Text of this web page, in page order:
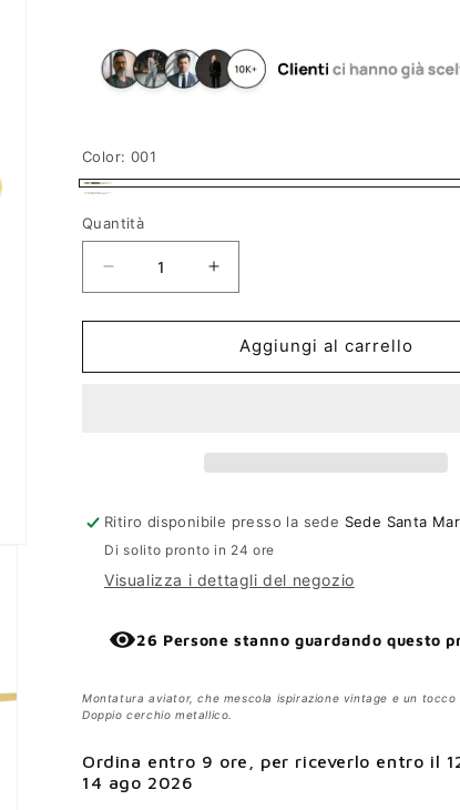
g
r
Color: 001
001
esaurita
disponibile
Quantità
Diminuisci
Bottega
Aumenta
per
Bottega
Aggiungi al carrello
Ritiro disponibile presso la sede Sede Santa
Di solito pronto in 24 ore
Visualizza i dettagli del negozio
26 Persone stanno guardando questo
Montatura aviator, che mescola ispirazione vintage e un tocco
Doppio cerchio metallico.
Ordina entro 9 ore , per riceverlo entro il
14 ago 2026